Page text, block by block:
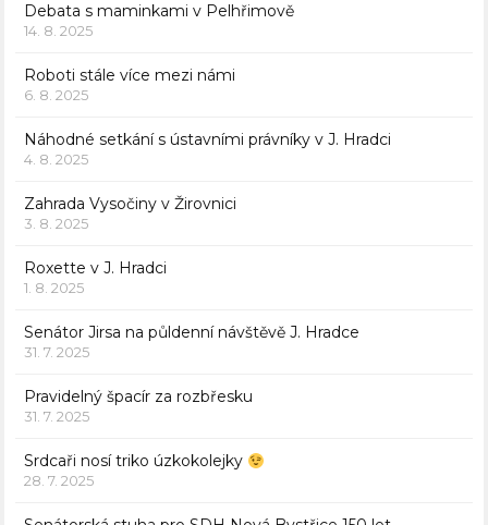
Debata s maminkami v Pelhřimově
14. 8. 2025
Roboti stále více mezi námi
6. 8. 2025
Náhodné setkání s ústavními právníky v J. Hradci
4. 8. 2025
Zahrada Vysočiny v Žirovnici
3. 8. 2025
Roxette v J. Hradci
1. 8. 2025
Senátor Jirsa na půldenní návštěvě J. Hradce
31. 7. 2025
Pravidelný špacír za rozbřesku
31. 7. 2025
Srdcaři nosí triko úzkokolejky
28. 7. 2025